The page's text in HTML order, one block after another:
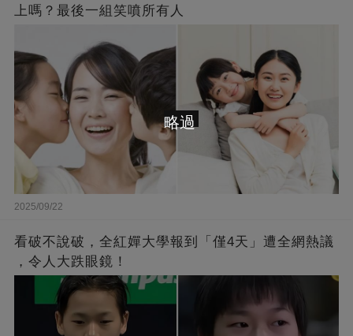
上嗎？最後一組笑噴所有人
2025/09/22
看破不說破，全紅嬋大學報到「僅4天」遭全網熱議
，令人大跌眼鏡！
略過